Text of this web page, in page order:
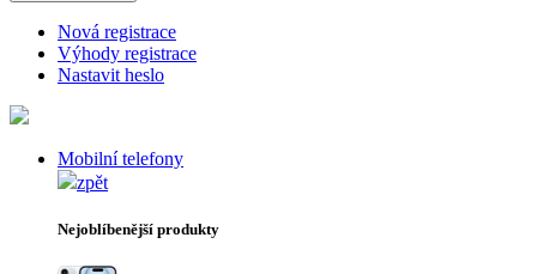
Nová registrace
Výhody registrace
Nastavit heslo
Mobilní telefony
zpět
Nejoblíbenější produkty